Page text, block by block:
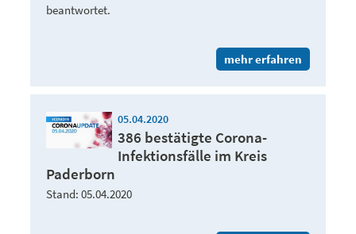
beantwortet.
mehr erfahren
05.04.2020
386 bestätigte Corona-
Infektionsfälle im Kreis
Paderborn
Stand: 05.04.2020